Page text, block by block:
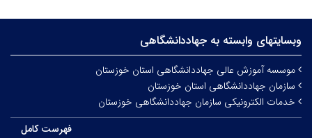
وبسایتهای وابسته به جهاددانشگاهی
موسسه آموزش عالی جهاددانشگاهی استان خوزستان
سازمان جهاددانشگاهی استان خوزستان
خدمات الکترونیکی سازمان جهاددانشگاهی خوزستان
فهرست کامل